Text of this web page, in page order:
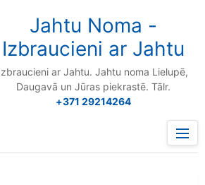
Jahtu Noma -
Izbraucieni ar Jahtu
ar Jahtu. Jahtu noma Lielupē,
Daugavā un Jūras piekrastē. Tālr.
+371 29214264
Menu